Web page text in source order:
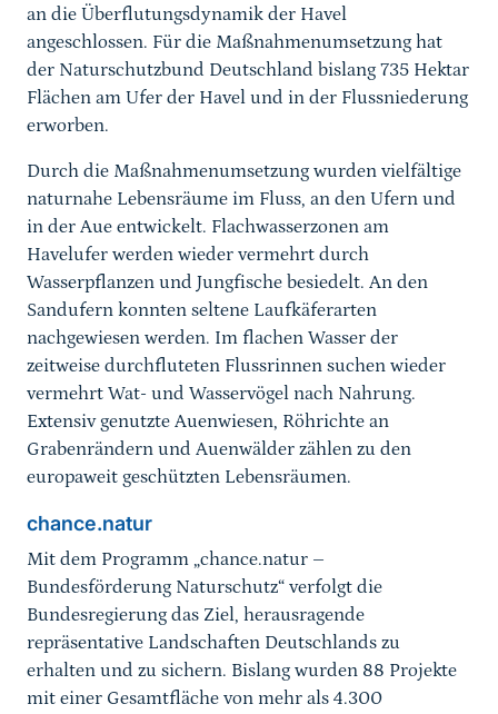
an die Überflutungsdynamik der Havel
angeschlossen. Für die Maßnahmenumsetzung hat
der Naturschutzbund Deutschland bislang 735 Hektar
Flächen am Ufer der Havel und in der Flussniederung
erworben.
Durch die Maßnahmenumsetzung wurden vielfältige
naturnahe Lebensräume im Fluss, an den Ufern und
in der Aue entwickelt. Flachwasserzonen am
Havelufer werden wieder vermehrt durch
Wasserpflanzen und Jungfische besiedelt. An den
Sandufern konnten seltene Laufkäferarten
nachgewiesen werden. Im flachen Wasser der
zeitweise durchfluteten Flussrinnen suchen wieder
vermehrt Wat- und Wasservögel nach Nahrung.
Extensiv genutzte Auenwiesen, Röhrichte an
Grabenrändern und Auenwälder zählen zu den
europaweit geschützten Lebensräumen.
chance.natur
Mit dem Programm „chance.natur –
Bundesförderung Naturschutz“ verfolgt die
Bundesregierung das Ziel, herausragende
repräsentative Landschaften Deutschlands zu
erhalten und zu sichern. Bislang wurden 88 Projekte
mit einer Gesamtfläche von mehr als 4.300